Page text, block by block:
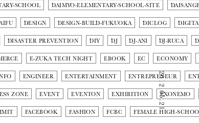
SCHOOL DAIMYO-ELEMENTARY-SCHOOL-SITE
DESIGN DESIGN-BUILD-FUKUOKA DICLOG
DISASTER PREVENTION DIY DJ DJ-ANI DJ-RUCA
E-ZUKA TECH NIGHT EBOOK EC ECONOMY
ENGINEER ENTERTAINMENT ENTREPRENEUR
ZONE EVENT EVENTON EXHIBITION EXONEMO
FACEBOOK FASHION FCBC FEMALE HIGH-
2012.05.21